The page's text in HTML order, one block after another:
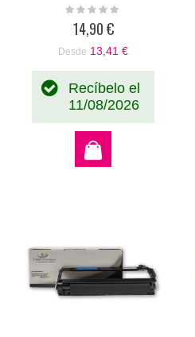
Rating:
14,90 €
Desde 13,41 €
Recíbelo el
11/08/2026